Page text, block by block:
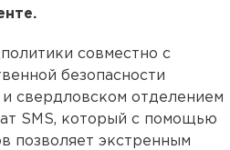
совместно с
безопасности
свердловском отделением
SMS, который с помощью
позволяет экстренным